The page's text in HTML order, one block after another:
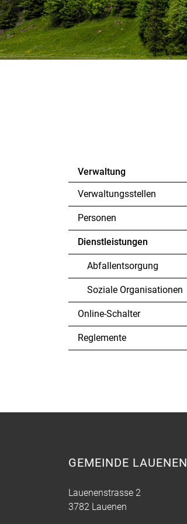
Verwaltung
Verwaltungsstellen
Personen
Dienstleistungen
(ausgewählt)
Abfallentsorgung
Soziale Organisationen
Online-Schalter
Reglemente
GEMEINDE LAUENEN
Lauenenstrasse 2
3782 Lauenen